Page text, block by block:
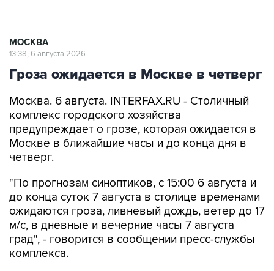
МОСКВА
13:38, 6 августа 2026
Гроза ожидается в Москве в четверг
Москва. 6 августа. INTERFAX.RU - Столичный
комплекс городского хозяйства
предупреждает о грозе, которая ожидается в
Москве в ближайшие часы и до конца дня в
четверг.
"По прогнозам синоптиков, с 15:00 6 августа и
до конца суток 7 августа в столице временами
ожидаются гроза, ливневый дождь, ветер до 17
м/с, в дневные и вечерние часы 7 августа
град", - говорится в сообщении пресс-службы
комплекса.